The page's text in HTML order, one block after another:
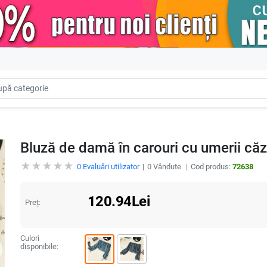
Bluză de damă în carouri cu umerii
0Evaluări utilizator 0Vândute Cod produs: 72638
Preț: 120.94Lei
Culori
disponibile: